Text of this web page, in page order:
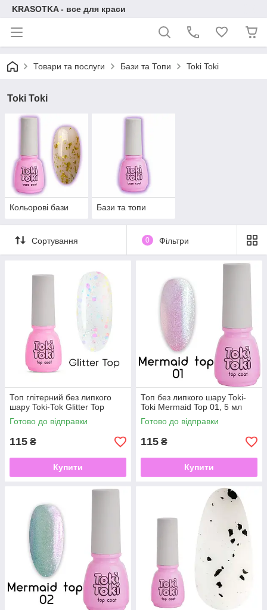
KRASOTKA - все для краси
Товари та послуги Бази та Топи Toki Toki
Toki Toki
Кольорові бази Бази та топи
Сортування 0 Фільтри
Топ глітерний без липкого
шару Toki-Tok Glitter Top
Готово до відправки
115 ₴
Купити
Топ без липкого шару Toki-
Toki Mermaid Top 01, 5 мл
Готово до відправки
115 ₴
Купити